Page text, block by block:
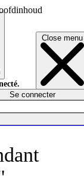
Close menu
Se connecter